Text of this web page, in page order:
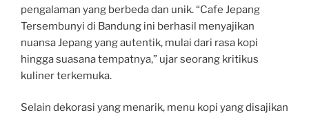
pengalaman yang berbeda dan unik. “Cafe Jepang
Tersembunyi di Bandung ini berhasil menyajikan
nuansa Jepang yang autentik, mulai dari rasa kopi
hingga suasana tempatnya,” ujar seorang kritikus
kuliner terkemuka.
Selain dekorasi yang menarik, menu kopi yang disajikan